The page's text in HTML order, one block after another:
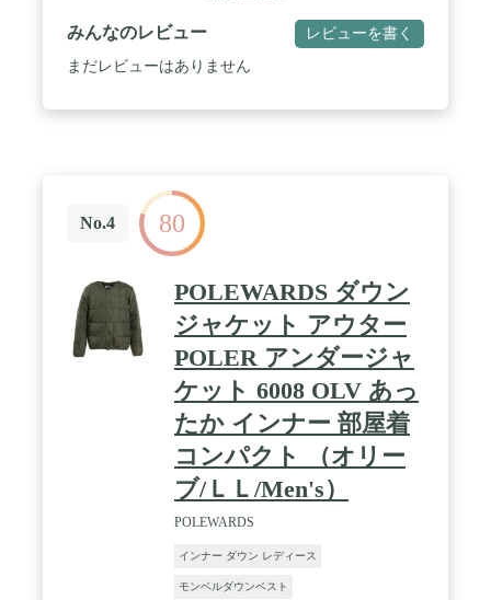
みんなのレビュー レビューを書く
まだレビューはありません
No.4 80
POLEWARDS ダウン
ジャケット アウター
POLER アンダージャ
ケット 6008 OLV あっ
たか インナー 部屋着
コンパクト （オリー
ブ/ＬＬ/Men's）
POLEWARDS
インナー ダウン レディース
モンベルダウンベスト